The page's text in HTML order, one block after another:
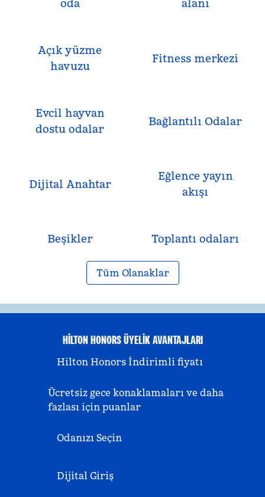
oda
alanı
Açık yüzme
havuzu
Fitness merkezi
Evcil hayvan
dostu odalar
Bağlantılı Odalar
Dijital Anahtar
Eğlence yayın
akışı
Beşikler Toplantı odaları
Tüm Olanaklar
HILTON HONORS ÜYELIK AVANTAJLARI
Hilton Honors İndirimli fiyatı
Ücretsiz gece konaklamaları ve daha
fazlası için puanlar
Odanızı Seçin
Dijital Giriş